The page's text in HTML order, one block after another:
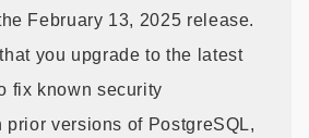
February 13, 2025 release.
you upgrade to the latest
fix known security
versions of PostgreSQL,